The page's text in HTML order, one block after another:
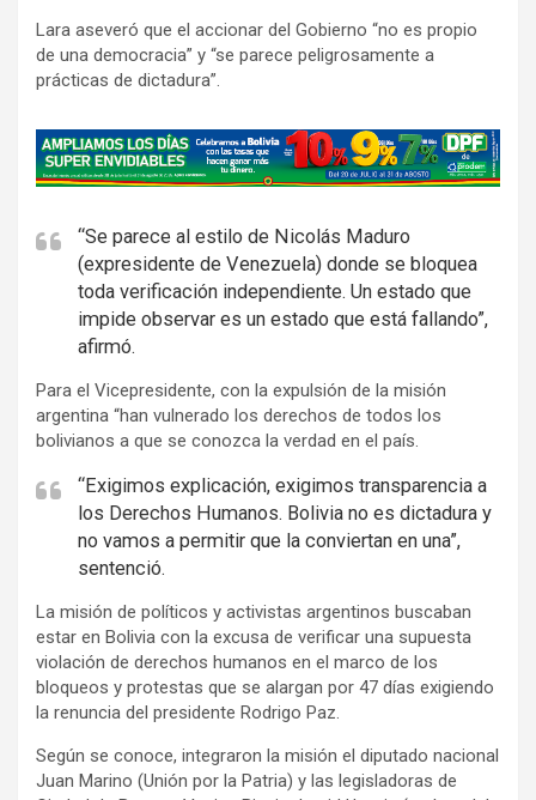
Lara aseveró que el accionar del Gobierno “no es propio
de una democracia” y “se parece peligrosamente a
prácticas de dictadura”.
A
d
e
e
m
e
n
“Se parece al estilo de Nicolás Maduro
(expresidente de Venezuela) donde se bloquea
toda verificación independiente. Un estado que
impide observar es un estado que está fallando”,
afirmó.
Para el Vicepresidente, con la expulsión de la misión
argentina “han vulnerado los derechos de todos los
bolivianos a que se conozca la verdad en el país.
“Exigimos explicación, exigimos transparencia a
los Derechos Humanos. Bolivia no es dictadura y
no vamos a permitir que la conviertan en una”,
sentenció.
La misión de políticos y activistas argentinos buscaban
estar en Bolivia con la excusa de verificar una supuesta
violación de derechos humanos en el marco de los
bloqueos y protestas que se alargan por 47 días exigiendo
la renuncia del presidente Rodrigo Paz.
Según se conoce, integraron la misión el diputado nacional
Juan Marino (Unión por la Patria) y las legisladoras de